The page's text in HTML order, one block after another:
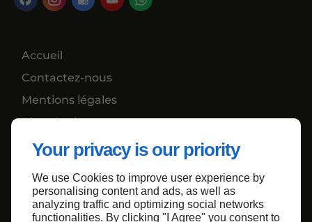
Your privacy is our priority
We use Cookies to improve user experience by
personalising content and ads, as well as
analyzing traffic and optimizing social networks
functionalities. By clicking "I Agree" you consent to
Accueil
Contactez-nous
Mentions légales
Plan du site
Haut de page